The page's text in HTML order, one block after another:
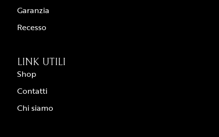
Garanzia
Recesso
LINK UTILI
Shop
Contatti
Chi siamo